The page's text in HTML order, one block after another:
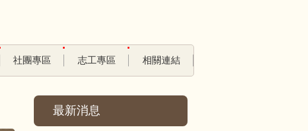
社團專區 志工專區 相關連結
最新消息